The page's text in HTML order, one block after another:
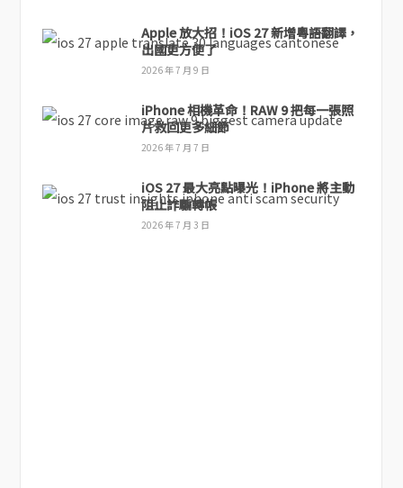
Apple 放大招！iOS 27 新增粵語翻譯，
出國更方便了
2026 年 7 月 9 日
iPhone 相機革命！RAW 9 把每一張照
片救回更多細節
2026 年 7 月 7 日
iOS 27 最大亮點曝光！iPhone 將主動
阻止詐騙轉帳
2026 年 7 月 3 日